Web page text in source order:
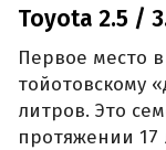
Toyota 2.5 /
Первое место
тойотовскому
литров. Это
протяжении 17